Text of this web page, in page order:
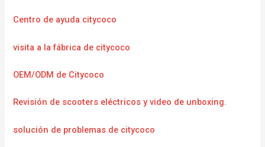
Centro de ayuda citycoco
visita a la fábrica de citycoco
OEM/ODM de Citycoco
Revisión de scooters eléctricos y video de unboxing.
solución de problemas de citycoco